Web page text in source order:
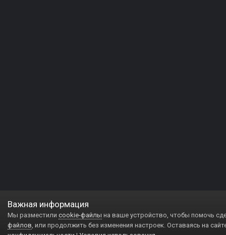
Важная информация
Мы разместили cookie-файлы на ваше устройство, чтобы помочь
файлов, или продолжить без изменения настроек. Оставаясь на